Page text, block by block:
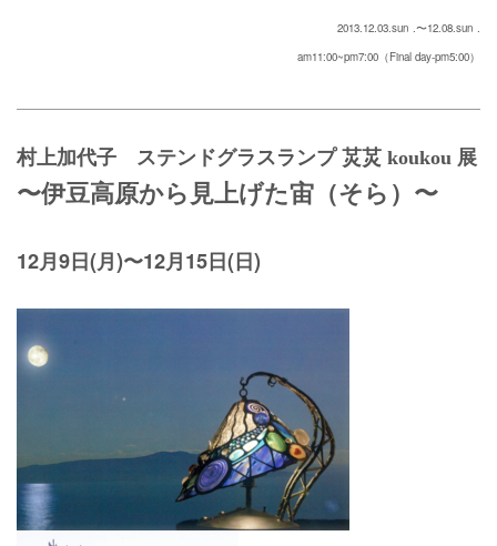
2013.12.03.sun .〜12.08.sun .
am11:00~pm7:00（Final day-pm5:00）
村上加代子 ステンドグラスランプ 炗炗 koukou 展
〜伊豆高原から見上げた宙（そら）〜
12月9日(月)〜12月15日(日)